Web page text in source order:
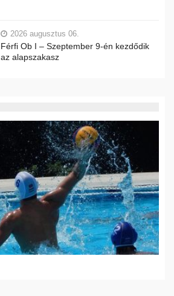
2026 augusztus 06.
Férfi Ob I – Szeptember 9-én kezdődik
az alapszakasz